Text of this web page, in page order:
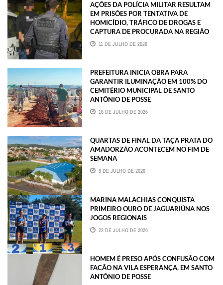
AÇÕES DA POLÍCIA MILITAR RESULTAM
EM PRISÕES POR TENTATIVA DE
HOMICÍDIO, TRÁFICO DE DROGAS E
CAPTURA DE PROCURADA NA REGIÃO
11 DE JULHO DE 2026
PREFEITURA INICIA OBRA PARA
GARANTIR ILUMINAÇÃO EM 100% DO
CEMITÉRIO MUNICIPAL DE SANTO
ANTÔNIO DE POSSE
16 DE JULHO DE 2026
QUARTAS DE FINAL DA TAÇA PRATA DO
AMADORZÃO ACONTECEM NO FIM DE
SEMANA
8 DE JULHO DE 2026
MARINA MALACHIAS CONQUISTA
PRIMEIRO OURO DE JAGUARIÚNA NOS
JOGOS REGIONAIS
22 DE JULHO DE 2026
HOMEM É PRESO APÓS CONFUSÃO COM
FACÃO NA VILA ESPERANÇA, EM SANTO
ANTÔNIO DE POSSE